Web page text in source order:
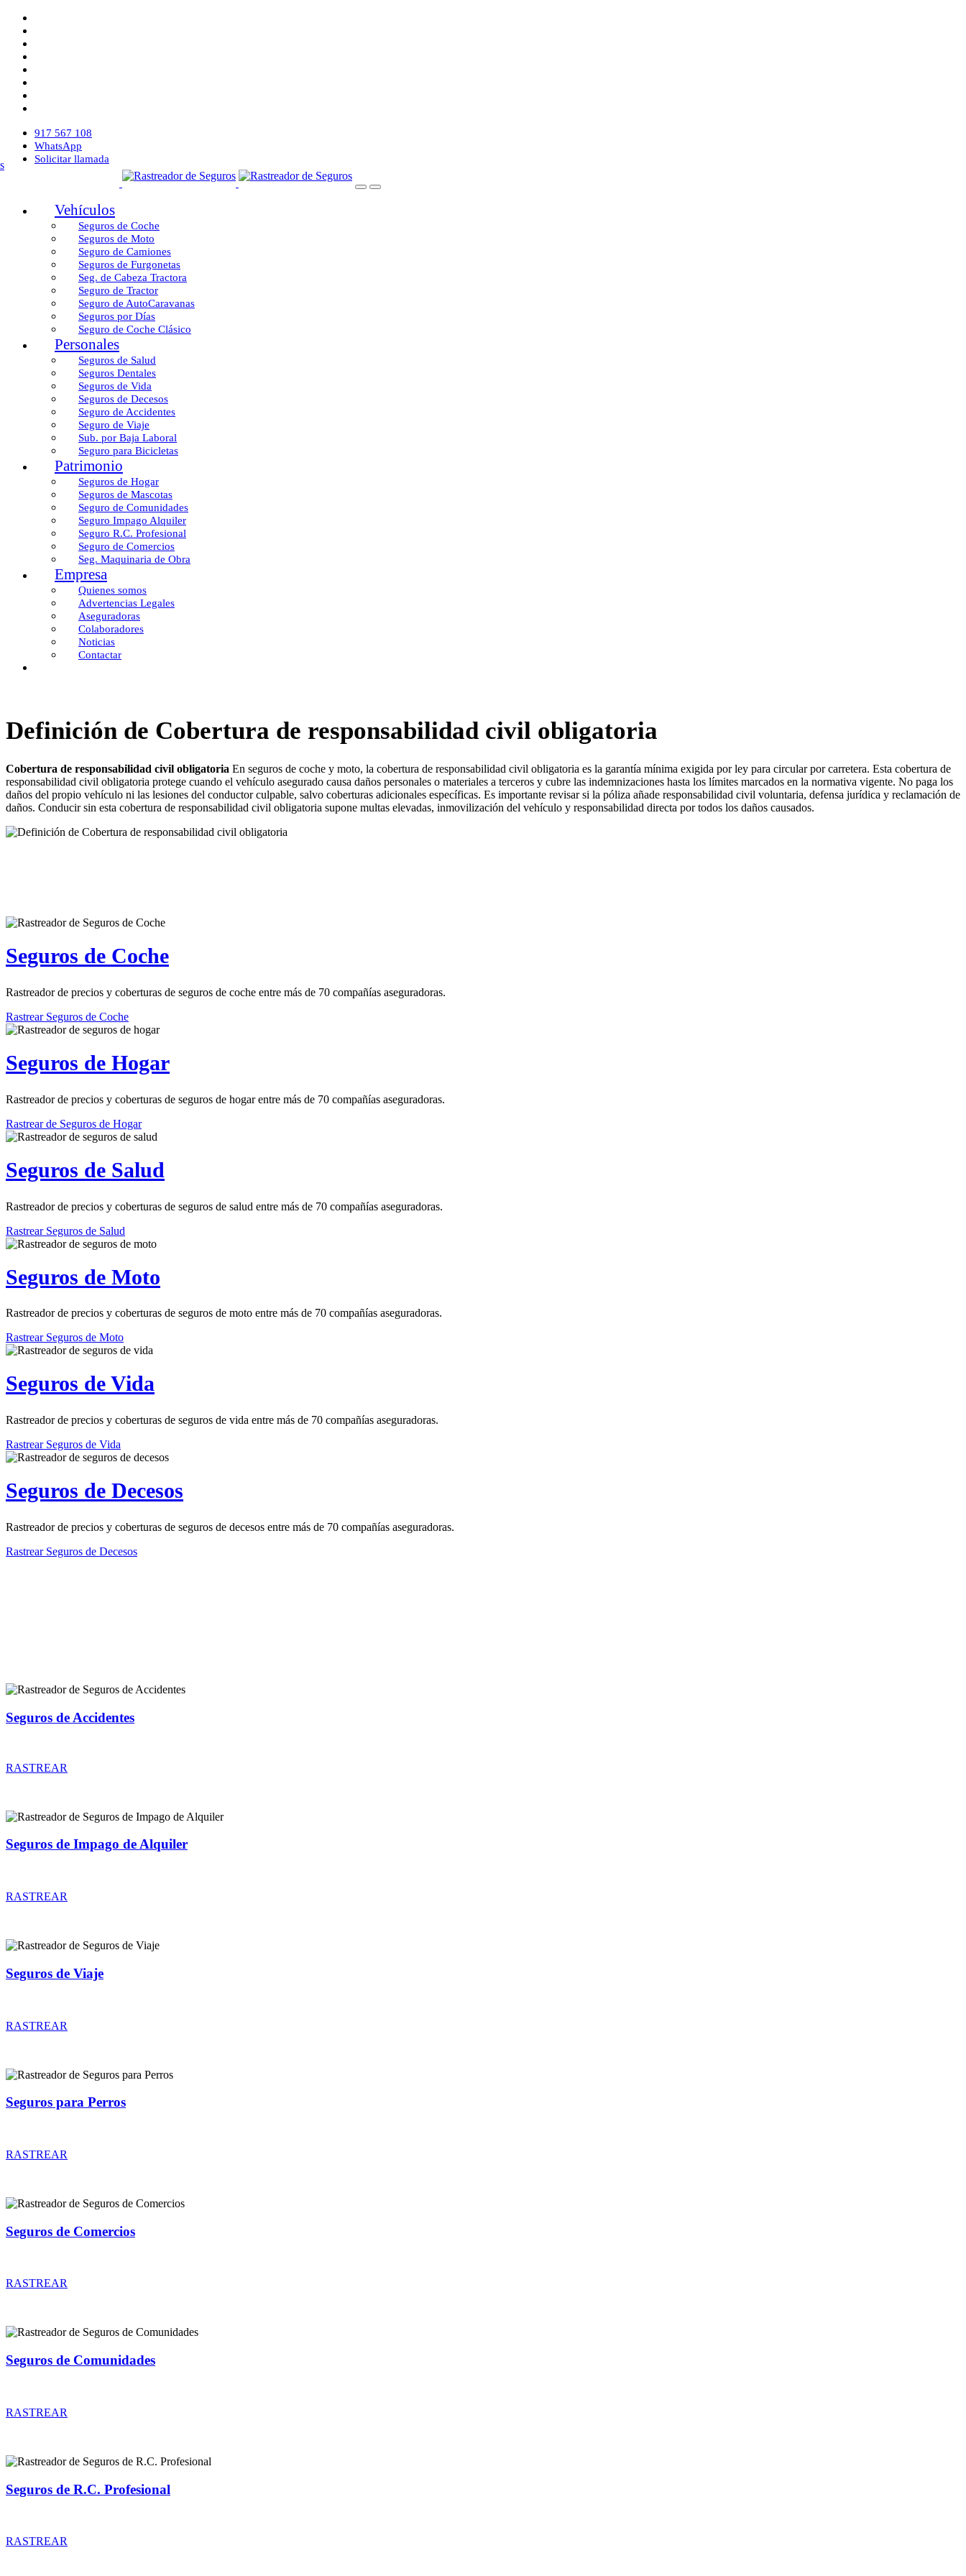
917 567 108
WhatsApp
Solicitar llamada
Vehículos
Seguros de Coche
Seguros de Moto
Seguro de Camiones
Seguros de Furgonetas
Seg. de Cabeza Tractora
Seguro de Tractor
Seguro de AutoCaravanas
Seguros por Días
Seguro de Coche Clásico
Personales
Seguros de Salud
Seguros Dentales
Seguros de Vida
Seguros de Decesos
Seguro de Accidentes
Seguro de Viaje
Sub. por Baja Laboral
Seguro para Bicicletas
Patrimonio
Seguros de Hogar
Seguros de Mascotas
Seguro de Comunidades
Seguro Impago Alquiler
Seguro R.C. Profesional
Seguro de Comercios
Seg. Maquinaria de Obra
Empresa
Quienes somos
Advertencias Legales
Aseguradoras
Colaboradores
Noticias
Contactar
Definición de Cobertura de responsabilidad civil obligatoria
Cobertura de responsabilidad civil obligatoria En seguros de coche y moto, la cobertura de responsabilidad civil obligatoria es la garantía mínima exigida por ley para circular por carretera. Esta cobertura de
responsabilidad civil obligatoria protege cuando el vehículo asegurado causa daños personales o materiales a terceros y cubre las indemnizaciones hasta los límites marcados en la normativa vigente. No paga los
daños del propio vehículo ni las lesiones del conductor culpable, salvo coberturas adicionales específicas. Es importante revisar si la póliza añade responsabilidad civil voluntaria, defensa jurídica y reclamación de
daños. Conducir sin esta cobertura de responsabilidad civil obligatoria supone multas elevadas, inmovilización del vehículo y responsabilidad directa por todos los daños causados.
Seguros de Coche
Rastreador de precios y coberturas de seguros de coche entre más de 70 compañías aseguradoras.
Rastrear Seguros de Coche
Seguros de Hogar
Rastreador de precios y coberturas de seguros de hogar entre más de 70 compañías aseguradoras.
Rastrear de Seguros de Hogar
Seguros de Salud
Rastreador de precios y coberturas de seguros de salud entre más de 70 compañías aseguradoras.
Rastrear Seguros de Salud
Seguros de Moto
Rastreador de precios y coberturas de seguros de moto entre más de 70 compañías aseguradoras.
Rastrear Seguros de Moto
Seguros de Vida
Rastreador de precios y coberturas de seguros de vida entre más de 70 compañías aseguradoras.
Rastrear Seguros de Vida
Seguros de Decesos
Rastreador de precios y coberturas de seguros de decesos entre más de 70 compañías aseguradoras.
Rastrear Seguros de Decesos
Seguros de Accidentes
RASTREAR
Seguros de Impago de Alquiler
RASTREAR
Seguros de Viaje
RASTREAR
Seguros para Perros
RASTREAR
Seguros de Comercios
RASTREAR
Seguros de Comunidades
RASTREAR
Seguros de R.C. Profesional
RASTREAR